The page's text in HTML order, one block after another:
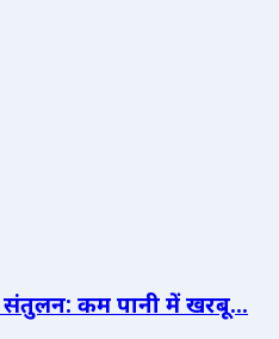
कम पानी में खरबू...